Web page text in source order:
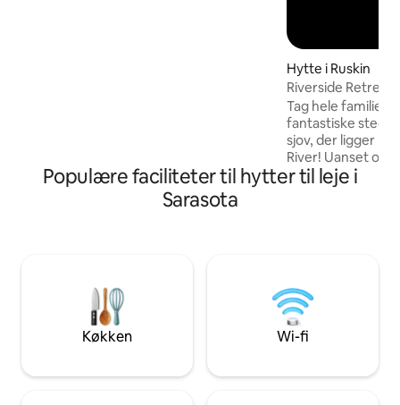
Hytte i Ruskin
Riverside Retreat!
Tag hele familien
fantastiske sted
sjov, der ligger
River! Uanset om du er på ferie med
familien, prøver
venner, er dette
Ybor City eller 45
Pete Beach eller
er masser at lave
Populære faciliteter til hytter til leje i
Sarasota
Køkken Wi-fi